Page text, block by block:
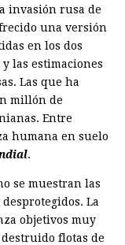
invasión rusa de
una versión
en los dos
las estimaciones
Las que ha
millón de
Entre
humana en suelo
.
se muestran las
La
objetivos muy
flotas de